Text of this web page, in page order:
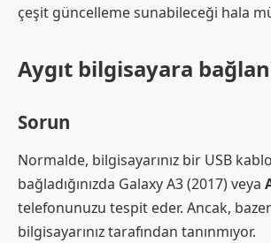
çeşit güncelleme sunabileceği hala
Aygıt bilgisayara
Sorun
Normalde, bilgisayarınız bir USB
bağladığınızda Galaxy A3 (2017) veya
telefonunuzu tespit eder. Ancak,
bilgisayarınız tarafından tanınmıyor.